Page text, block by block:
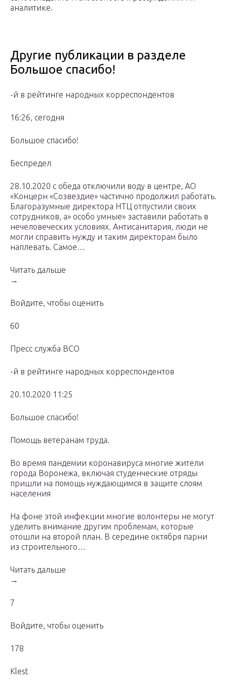
аналитике.
Другие публикации в разделе
Большое спасибо!
-й в рейтинге народных корреспондентов
16:26, сегодня
Большое спасибо!
Беспредел
28.10.2020 с обеда отключили воду в центре, АО
«Концерн «Созвездие» частично продолжил работать.
Благоразумные директора НТЦ отпустили своих
сотрудников, а» особо умные» заставили работать в
нечеловеческих условиях. Антисанитария, люди не
могли справить нужду и таким директорам было
наплевать. Самое…
Читать дальше
→
Войдите, чтобы оценить
60
Пресс служба ВСО
-й в рейтинге народных корреспондентов
20.10.2020 11:25
Большое спасибо!
Помощь ветеранам труда.
Во время пандемии коронавируса многие жители
города Воронежа, включая студенческие отряды
пришли на помощь нуждающимся в защите слоям
населения
На фоне этой инфекции многие волонтеры не могут
уделить внимание другим проблемам, которые
отошли на второй план. В середине октября парни
из строительного…
Читать дальше
→
7
Войдите, чтобы оценить
178
Klest